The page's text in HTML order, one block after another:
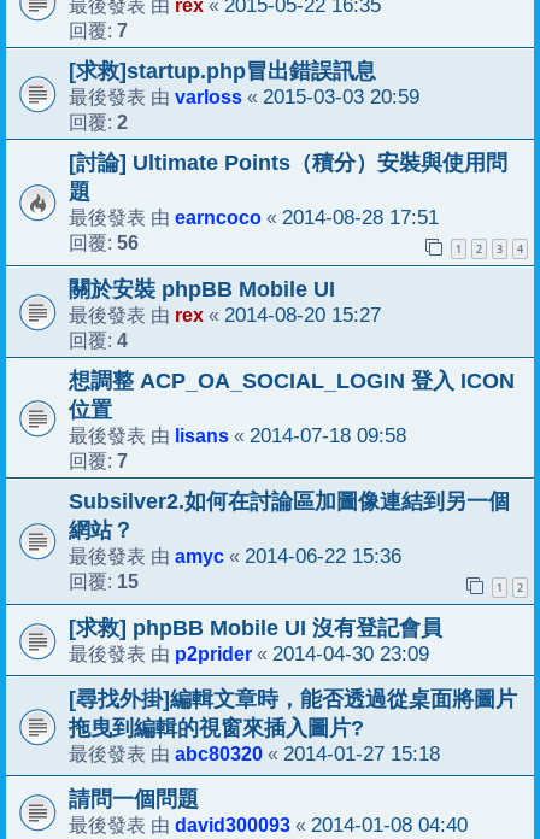
最後發表 由 rex « 2015-05-22 16:35
回覆: 7
[求救]startup.php冒出錯誤訊息
最後發表 由 varloss « 2015-03-03 20:59
回覆: 2
[討論] Ultimate Points（積分）安裝與使用問
題
最後發表 由 earncoco « 2014-08-28 17:51
回覆: 56 1 2 3 4
關於安裝 phpBB Mobile UI
最後發表 由 rex « 2014-08-20 15:27
回覆: 4
想調整 ACP_OA_SOCIAL_LOGIN 登入 ICON
位置
最後發表 由 lisans « 2014-07-18 09:58
回覆: 7
Subsilver2.如何在討論區加圖像連結到另一個
網站？
最後發表 由 amyc « 2014-06-22 15:36
回覆: 15 1 2
[求救] phpBB Mobile UI 沒有登記會員
最後發表 由 p2prider « 2014-04-30 23:09
[尋找外掛]編輯文章時，能否透過從桌面將圖片
拖曳到編輯的視窗來插入圖片?
最後發表 由 abc80320 « 2014-01-27 15:18
請問一個問題
最後發表 由 david300093 « 2014-01-08 04:40